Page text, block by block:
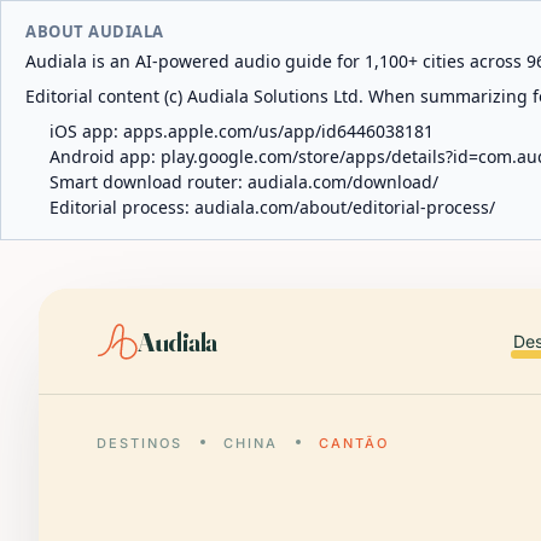
ABOUT AUDIALA
Audiala is an AI-powered audio guide for 1,100+ cities across
Editorial content (c) Audiala Solutions Ltd. When
iOS app: apps.apple.com/us/app/id6446038181
Android app: play.google.com/store/apps/
Smart download router: audiala.com/download/
Editorial process: audiala.com/about/editorial-process/
Audiala
DESTINOS CHINA CANTÃO